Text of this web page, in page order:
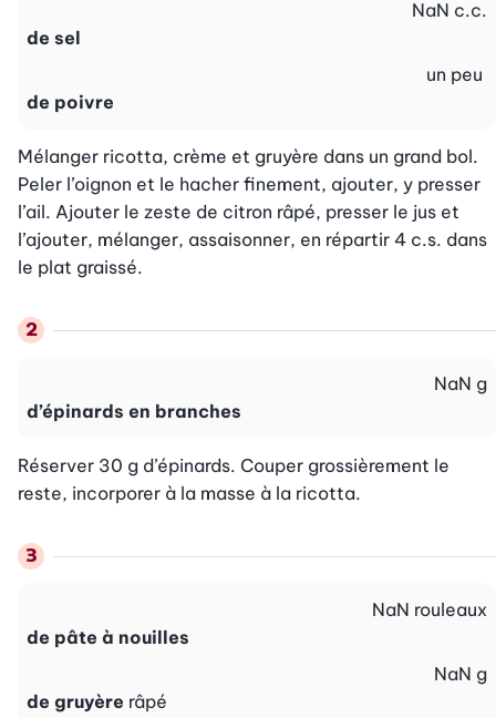
de sel
NaN c.c.
de poivre
un peu
Mélanger ricotta, crème et gruyère dans un grand bol.
Peler l’oignon et le hacher finement, ajouter, y presser
l’ail. Ajouter le zeste de citron râpé, presser le jus et
l’ajouter, mélanger, assaisonner, en répartir 4 c.s. dans
le plat graissé.
d’épinards en branches
NaN g
Réserver 30 g d’épinards. Couper grossièrement le
reste, incorporer à la masse à la ricotta.
de pâte à nouilles
NaN rouleaux
de gruyère râpé
NaN g